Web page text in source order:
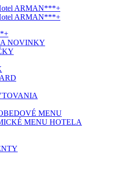
NOVINKY
MENU
MENU HOTELA